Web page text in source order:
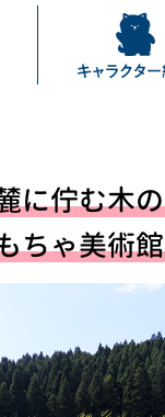
に佇む木
ちゃ美術